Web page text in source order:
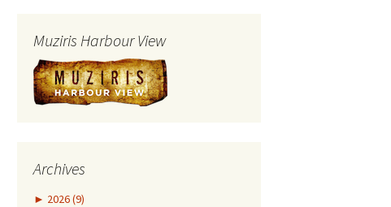
Muziris Harbour View
Archives
► 2026 (9)